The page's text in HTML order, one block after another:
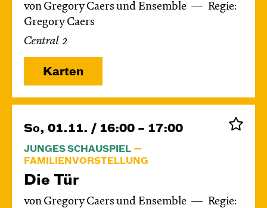
von Gregory Caers und Ensemble
Regie:
Gregory Caers
Central 2
Karten
So, 01.11. / 16:00 – 17:00
JUNGES SCHAUSPIEL
FAMILIENVORSTELLUNG
Die Tür
von Gregory Caers und Ensemble
Regie: